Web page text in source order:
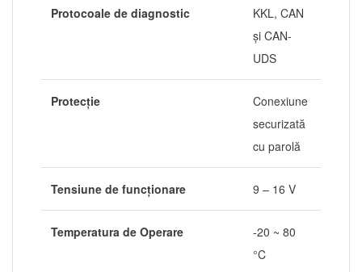
Protocoale de diagnostic
KKL, CAN
și CAN-
UDS
Protecţie
Conexiune
securizată
cu parolă
Tensiune de funcționare 9 – 16 V
Temperatura de Operare
-20 ~ 80
°C